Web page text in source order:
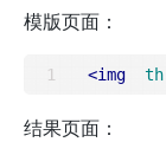
模版页面：
<img
结果页面：